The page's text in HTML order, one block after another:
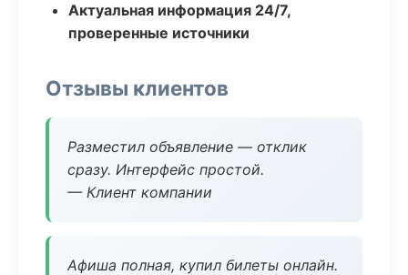
Актуальная информация 24/7,
проверенные источники
Отзывы клиентов
Разместил объявление — отклик
сразу. Интерфейс простой.
— Клиент компании
Афиша полная, купил билеты онлайн.